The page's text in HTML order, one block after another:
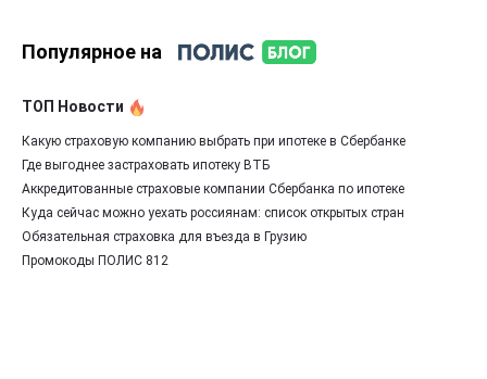
Популярное на
ТОП Новости
Какую страховую компанию выбрать при ипотеке в Сбербанке
Где выгоднее застраховать ипотеку ВТБ
Аккредитованные страховые компании Сбербанка по ипотеке
Куда сейчас можно уехать россиянам: список открытых стран
Обязательная страховка для въезда в Грузию
Промокоды ПОЛИС 812